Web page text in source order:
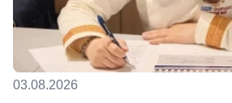
03.08.2026